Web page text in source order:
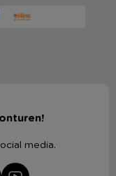
media.